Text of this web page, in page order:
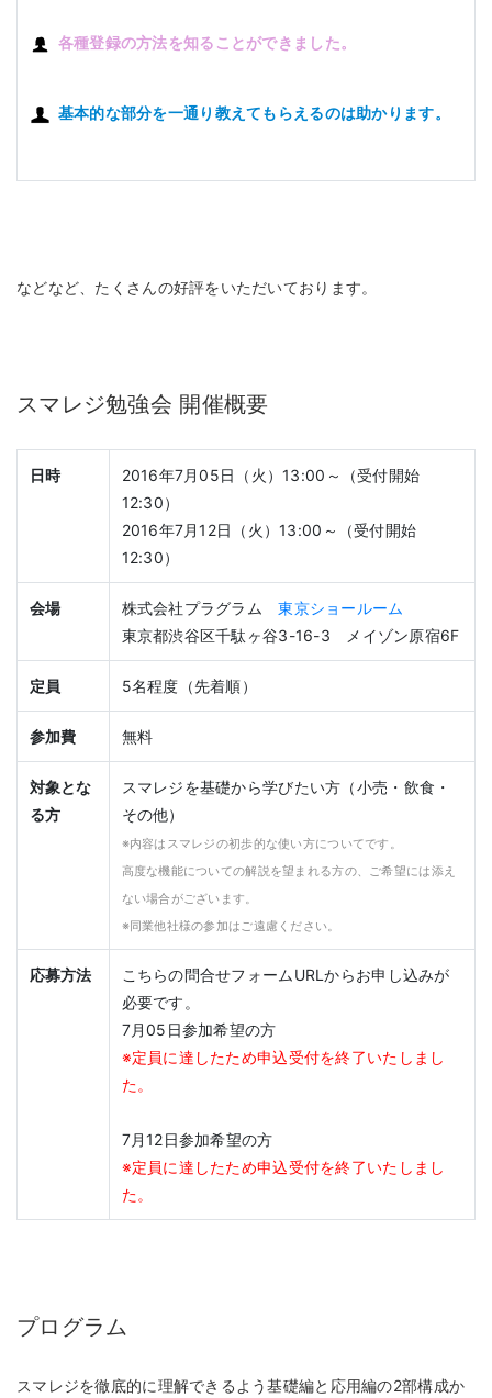
各種登録の方法を知ることができました。
基本的な部分を一通り教えてもらえるのは助かります。
などなど、たくさんの好評をいただいております。
スマレジ勉強会 開催概要
日時
2016年7月05日（火）13:00～（受付開始
12:30）
2016年7月12日（火）13:00～（受付開始
12:30）
会場 株式会社プラグラム東京ショールーム
東京都渋谷区千駄ヶ谷3-16-3 メイゾン原宿6F
定員 5名程度（先着順）
参加費 無料
対象とな
る方
スマレジを基礎から学びたい方（小売・飲食・
その他）
※内容はスマレジの初歩的な使い方についてです。
高度な機能についての解説を望まれる方の、ご希望には添え
ない場合がございます。
※同業他社様の参加はご遠慮ください。
応募方法
こちらの問合せフォームURLからお申し込みが
必要です。
7月05日参加希望の方
※定員に達したため申込受付を終了いたしまし
た。
7月12日参加希望の方
※定員に達したため申込受付を終了いたしまし
た。
プログラム
スマレジを徹底的に理解できるよう基礎編と応用編の2部構成か